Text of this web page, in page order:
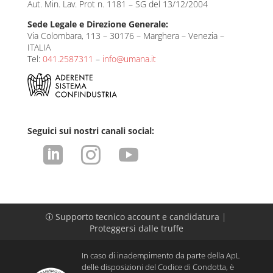
Aut. Min. Lav. Prot n. 1181 – SG del 13/12/2004
Sede Legale e Direzione Generale:
Via Colombara, 113 – 30176 – Marghera – Venezia –
ITALIA
Tel: 041.2587311 – info@umana.it
Seguici sui nostri canali social:
  
p Supporto tecnico account e candidatura |
Proteggersi dalle truffe
In caso di inadempimento da parte della ApL
delle disposizioni del Codice di Condotta, è